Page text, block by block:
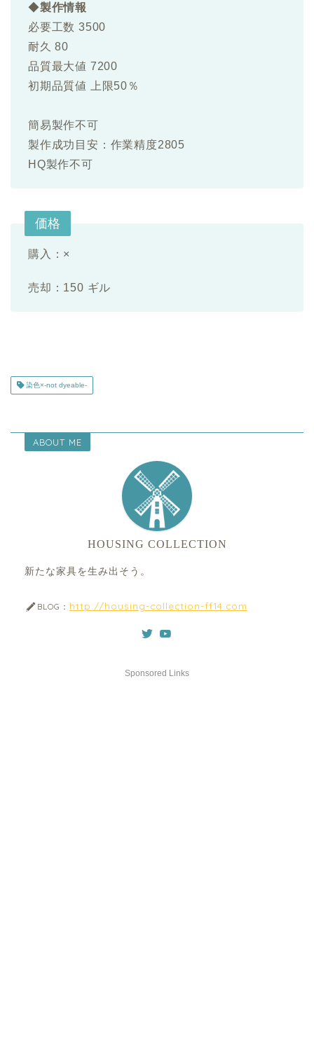
◆製作情報
必要工数 3500
耐久 80
品質最大値 7200
初期品質値 上限50％
簡易製作不可
製作成功目安：作業精度2805
HQ製作不可
価格
購入：×
売却：150 ギル
染色×-not dyeable-
ABOUT ME
HOUSING COLLECTION
新たな家具を生み出そう。
BLOG： http://housing-collection-ff14.com
Sponsored Links